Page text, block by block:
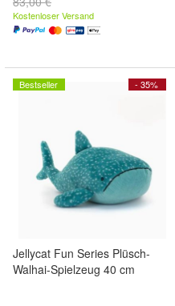
Kostenloser Versand
- 35%
Bestseller
Jellycat Fun Series Plüsch-
Walhai-Spielzeug 40 cm